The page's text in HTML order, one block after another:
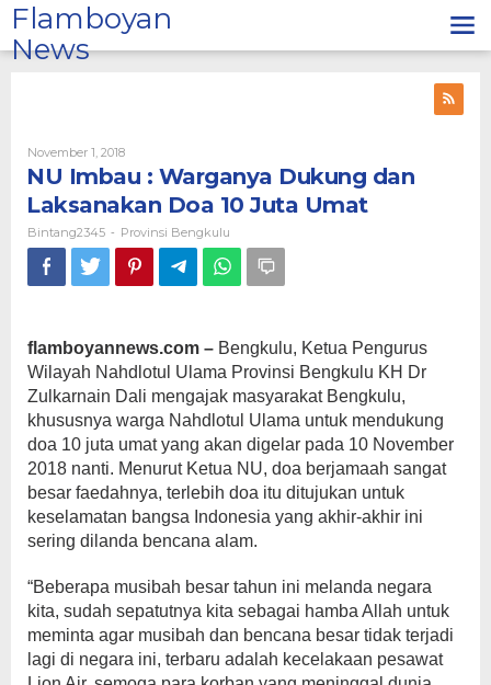
Lewati
ke
konten
Flamboyan
News
November 1, 2018Oleh
Bintang2345
NU Imbau : Warganya Dukung dan
Laksanakan Doa 10 Juta Umat
Bintang2345 - Provinsi Bengkulu
flamboyannews.com – Bengkulu, Ketua Pengurus
Wilayah Nahdlotul Ulama Provinsi Bengkulu KH Dr
Zulkarnain Dali mengajak masyarakat Bengkulu,
khususnya warga Nahdlotul Ulama untuk mendukung
doa 10 juta umat yang akan digelar pada 10 November
2018 nanti. Menurut Ketua NU, doa berjamaah sangat
besar faedahnya, terlebih doa itu ditujukan untuk
keselamatan bangsa Indonesia yang akhir-akhir ini
sering dilanda bencana alam.
“Beberapa musibah besar tahun ini melanda negara
kita, sudah sepatutnya kita sebagai hamba Allah untuk
meminta agar musibah dan bencana besar tidak terjadi
lagi di negara ini, terbaru adalah kecelakaan pesawat